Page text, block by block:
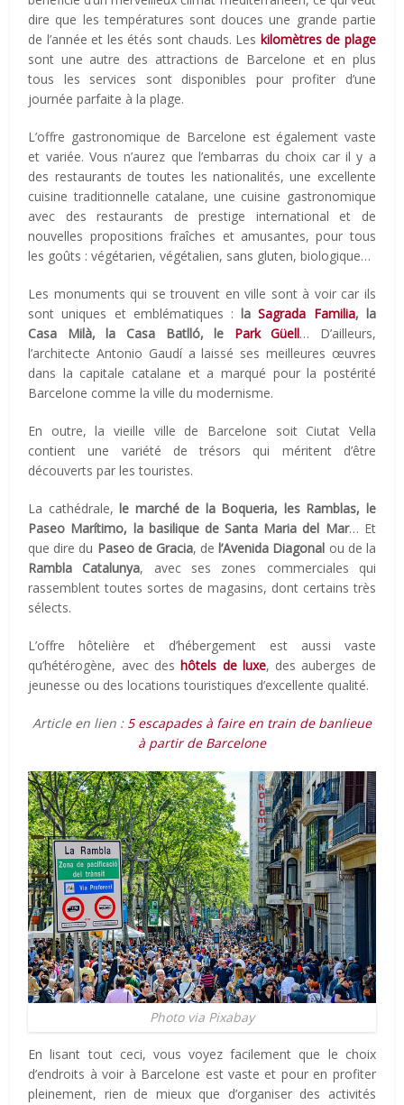
dire que les températures sont douces une grande partie
de l’année et les étés sont chauds. Les kilomètres de plage
sont une autre des attractions de Barcelone et en plus
tous les services sont disponibles pour profiter d’une
journée parfaite à la plage.
L’offre gastronomique de Barcelone est également vaste
et variée. Vous n’aurez que l’embarras du choix car il y a
des restaurants de toutes les nationalités, une excellente
cuisine traditionnelle catalane, une cuisine gastronomique
avec des restaurants de prestige international et de
nouvelles propositions fraîches et amusantes, pour tous
les goûts : végétarien, végétalien, sans gluten, biologique…
Les monuments qui se trouvent en ville sont à voir car ils
sont uniques et emblématiques :laSagrada Familia, la
Casa Milà, la Casa Batlló, le Park Güell… D’ailleurs,
l’architecte Antonio Gaudí a laissé ses meilleures œuvres
dans la capitale catalane et a marqué pour la postérité
Barcelone comme la ville du modernisme.
En outre, la vieille ville de Barcelone soit Ciutat Vella
contient une variété de trésors qui méritent d’être
découverts par les touristes.
La cathédrale,le marché de la Boqueria, les Ramblas, le
Paseo Marítimo, la basilique de Santa Maria del Mar… Et
que dire du Paseo de Gracia, del’Avenida Diagonal ou de la
Rambla Catalunya, avec ses zones commerciales qui
rassemblent toutes sortes de magasins, dont certains très
sélects.
L’offre hôtelière et d’hébergement est aussi vaste
qu’hétérogène, avec deshôtels de luxe, des auberges de
jeunesse ou des locations touristiques d’excellente qualité.
Article en lien : 5 escapades à faire en train de banlieue
à partir de Barcelone
Photo via Pixabay
En lisant tout ceci, vous voyez facilement que le choix
d’endroits à voir à Barcelone est vaste et pour en profiter
pleinement, rien de mieux que d’organiser des activités